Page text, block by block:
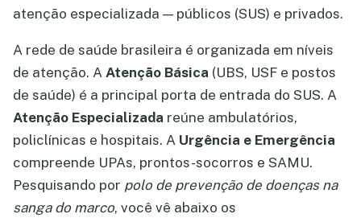
atenção especializada — públicos (SUS) e privados.
A rede de saúde brasileira é organizada em níveis
de atenção. A Atenção Básica (UBS, USF e postos
de saúde) é a principal porta de entrada do SUS. A
Atenção Especializada reúne ambulatórios,
policlínicas e hospitais. A Urgência e Emergência
compreende UPAs, prontos-socorros e SAMU.
Pesquisando por polo de prevenção de doenças na
sanga do marco, você vê abaixo os